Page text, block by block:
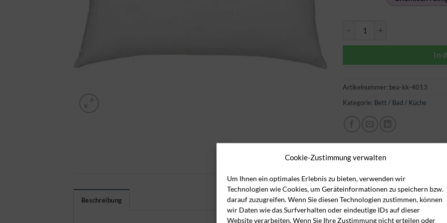
Cookie-Zustimmung verwalten
Um Ihnen ein optimales Erlebnis zu bieten, verwenden wir
Technologien wie Cookies, um Geräteinformationen zu speichern bzw.
darauf zuzugreifen. Wenn Sie diesen Technologien zustimmen, können
wir Daten wie das Surfverhalten oder eindeutige IDs auf dieser
Website verarbeiten. Wenn Sie Ihre Zustimmung nicht erteilen oder
In
Artikelnummer: bea-kk-4013
Kategorie: Bett / Bad / Küche
Beschreibung